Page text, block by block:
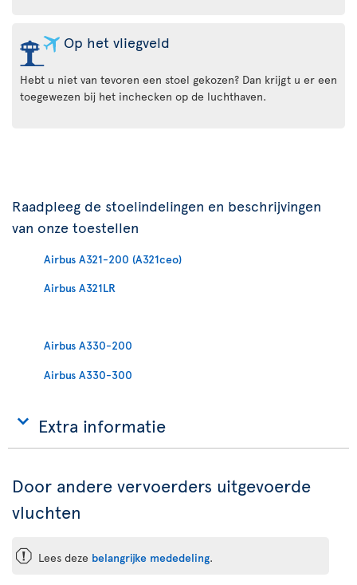
Op het vliegveld
Hebt u niet van tevoren een stoel gekozen? Dan krijgt u er een
toegewezen bij het inchecken op de luchthaven.
Raadpleeg de stoelindelingen en beschrijvingen
van onze toestellen
Airbus A321-200 (A321ceo)
Airbus A321LR
Airbus A330-200
Airbus A330-300
Extra informatie
Door andere vervoerders uitgevoerde
vluchten
ü Lees deze belangrijke mededeling.